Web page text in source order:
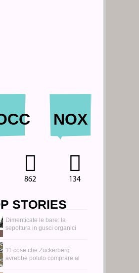
NOX
862 134
STORIES
Dimenticate le bare: la
sepoltura in gusci organici
11 cose che Zuckerberg
avrebbe potuto comprare al